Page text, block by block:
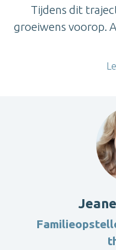
Tijdens dit
groeiwens voorop.